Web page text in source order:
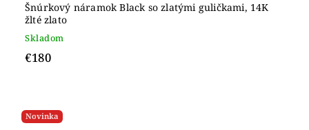
Šnúrkový náramok Black so zlatými guličkami, 14K
žlté zlato
Skladom
€180
Novinka